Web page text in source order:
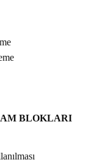
BLOKLARI